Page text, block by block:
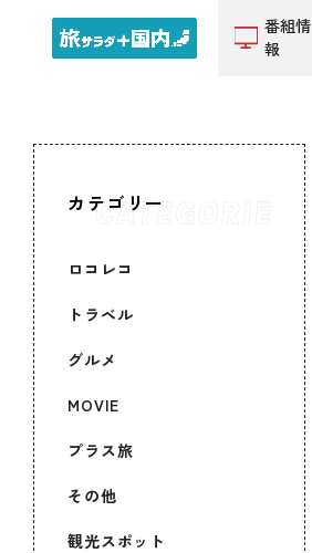
番組情
報
カテゴリー
ロコレコ
トラベル
グルメ
MOVIE
プラス旅
その他
観光スポット